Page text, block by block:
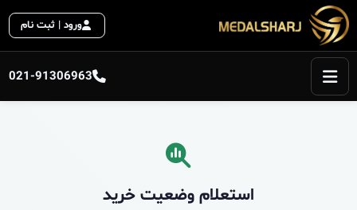
ورود | ثبت نام
021-91306963
استعلام وضعیت خرید